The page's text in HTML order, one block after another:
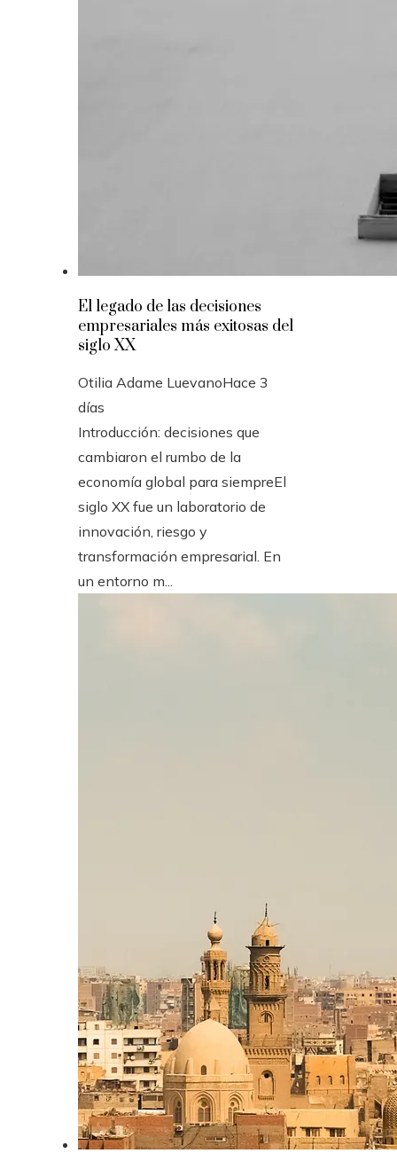
El legado de las decisiones
empresariales más exitosas del
siglo XX
Otilia Adame LuevanoHace 3
días
Introducción: decisiones que
cambiaron el rumbo de la
economía global para siempreEl
siglo XX fue un laboratorio de
innovación, riesgo y
transformación empresarial. En
un entorno m...